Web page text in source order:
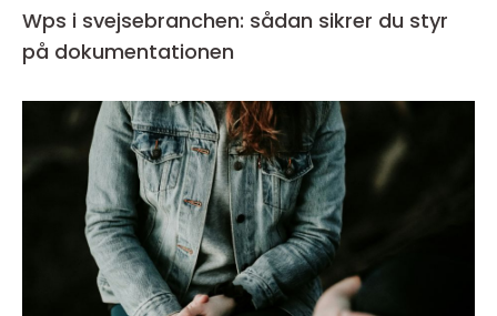
Wps i svejsebranchen: sådan sikrer du styr
på dokumentationen